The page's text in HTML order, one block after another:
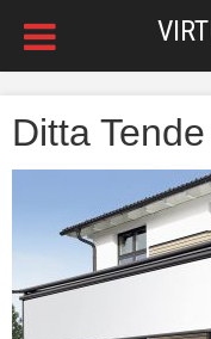
Ditta